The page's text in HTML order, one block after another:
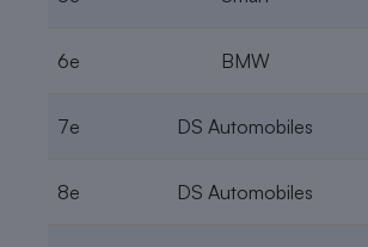
6e BMW
7e DS Automobiles
8e DS Automobiles